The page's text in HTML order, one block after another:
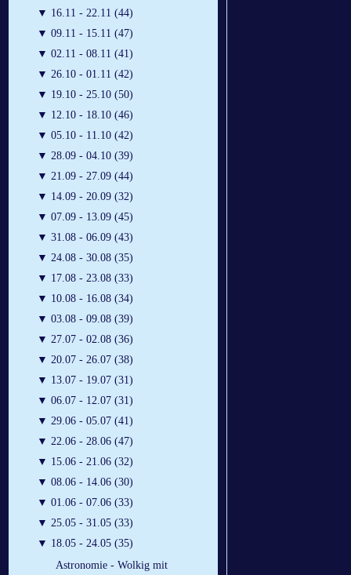
▼ 16.11 - 22.11 (44)
▼ 09.11 - 15.11 (47)
▼ 02.11 - 08.11 (41)
▼ 26.10 - 01.11 (42)
▼ 19.10 - 25.10 (50)
▼ 12.10 - 18.10 (46)
▼ 05.10 - 11.10 (42)
▼ 28.09 - 04.10 (39)
▼ 21.09 - 27.09 (44)
▼ 14.09 - 20.09 (32)
▼ 07.09 - 13.09 (45)
▼ 31.08 - 06.09 (43)
▼ 24.08 - 30.08 (35)
▼ 17.08 - 23.08 (33)
▼ 10.08 - 16.08 (34)
▼ 03.08 - 09.08 (39)
▼ 27.07 - 02.08 (36)
▼ 20.07 - 26.07 (38)
▼ 13.07 - 19.07 (31)
▼ 06.07 - 12.07 (31)
▼ 29.06 - 05.07 (41)
▼ 22.06 - 28.06 (47)
▼ 15.06 - 21.06 (32)
▼ 08.06 - 14.06 (30)
▼ 01.06 - 07.06 (33)
▼ 25.05 - 31.05 (33)
▼ 18.05 - 24.05 (35)
Astronomie - Wolkig mit